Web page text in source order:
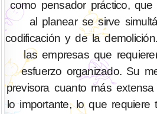
como pensador práctico,
al planear se sirve
codificación y de la
las empresas que
esfuerzo organizado. Su
previsora cuanto más
lo importante, lo que